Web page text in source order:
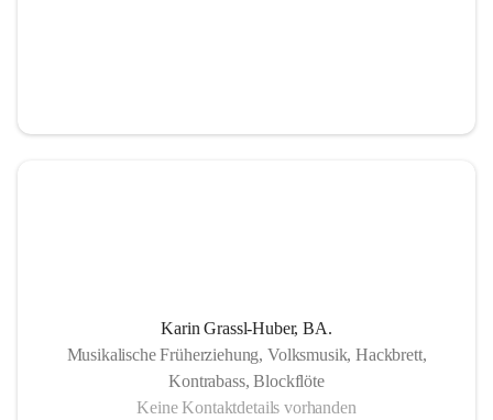
Karin Grassl-Huber, BA.
Musikalische Früherziehung, Volksmusik, Hackbrett,
Kontrabass, Blockflöte
Keine Kontaktdetails vorhanden